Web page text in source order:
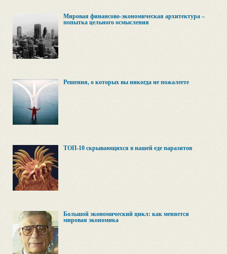
Мировая финансово-экономическая архитектура –
попытка цельного осмысления
Решения, о которых вы никогда не пожалеете
ТОП-10 скрывающихся в нашей еде паразитов
Большой экономический цикл: как меняется
мировая экономика